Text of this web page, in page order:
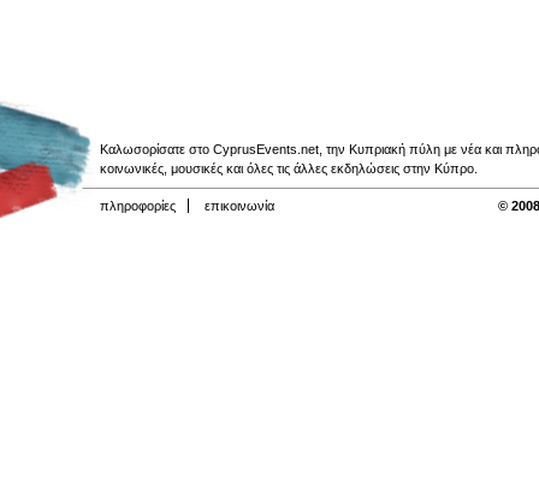
Καλωσορίσατε στο CyprusEvents.net, την Κυπριακή πύλη με νέα και
κοινωνικές, μουσικές και όλες τις άλλες εκδηλώσεις στην Κύπρο.
πληροφορίες επικοινωνία ©